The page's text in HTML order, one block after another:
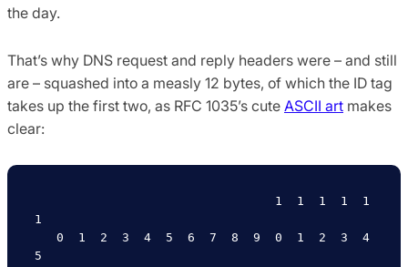
the day.
That’s why DNS request and reply headers were – and still
are – squashed into a measly 12 bytes, of which the ID tag
takes up the first two, as RFC 1035’s cute ASCII art makes
clear:
1
5